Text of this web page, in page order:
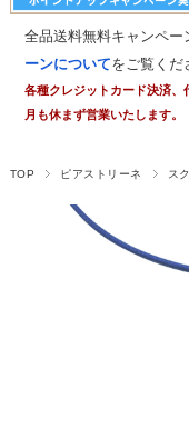
全品送料無料キャンペ
ーンについてをご覧くだ
各種クレジットカード決済、
月も休まず営業いたします。
TOP ピアストリーネ ス